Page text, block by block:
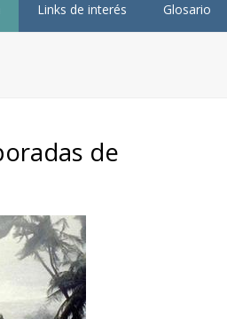
Links de interés Glosario
de